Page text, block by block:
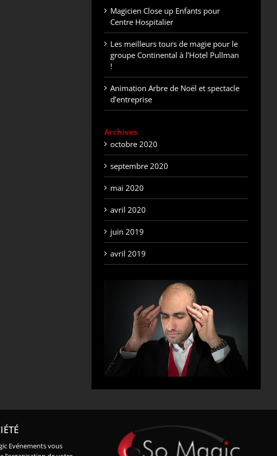
Magicien Close up Enfants pour
Centre Hospitalier
Les meilleurs tours de magie pour le
groupe Continental à l’Hotel Pullman
!
Animation Arbre de Noël et spectacle
d’entreprise
Archives
octobre 2020
septembre 2020
mai 2020
avril 2020
juin 2019
avril 2019
Evénements vous